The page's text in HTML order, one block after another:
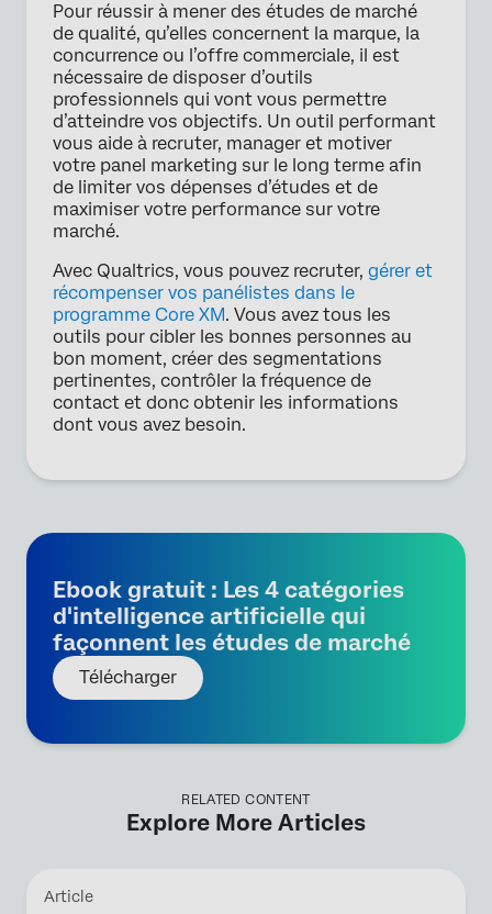
Pour réussir à mener des études de marché
de qualité, qu’elles concernent la marque, la
concurrence ou l’offre commerciale, il est
nécessaire de disposer d’outils
professionnels qui vont vous permettre
d’atteindre vos objectifs. Un outil performant
vous aide à recruter, manager et motiver
votre panel marketing sur le long terme afin
de limiter vos dépenses d’études et de
maximiser votre performance sur votre
marché.
Avec Qualtrics, vous pouvez recruter, gérer et
récompenser vos panélistes dans le
programme Core XM. Vous avez tous les
outils pour cibler les bonnes personnes au
bon moment, créer des segmentations
pertinentes, contrôler la fréquence de
contact et donc obtenir les informations
dont vous avez besoin.
Ebook gratuit : Les 4 catégories
d'intelligence artificielle qui
façonnent les études de marché
Télécharger
RELATED CONTENT
Explore More Articles
Article